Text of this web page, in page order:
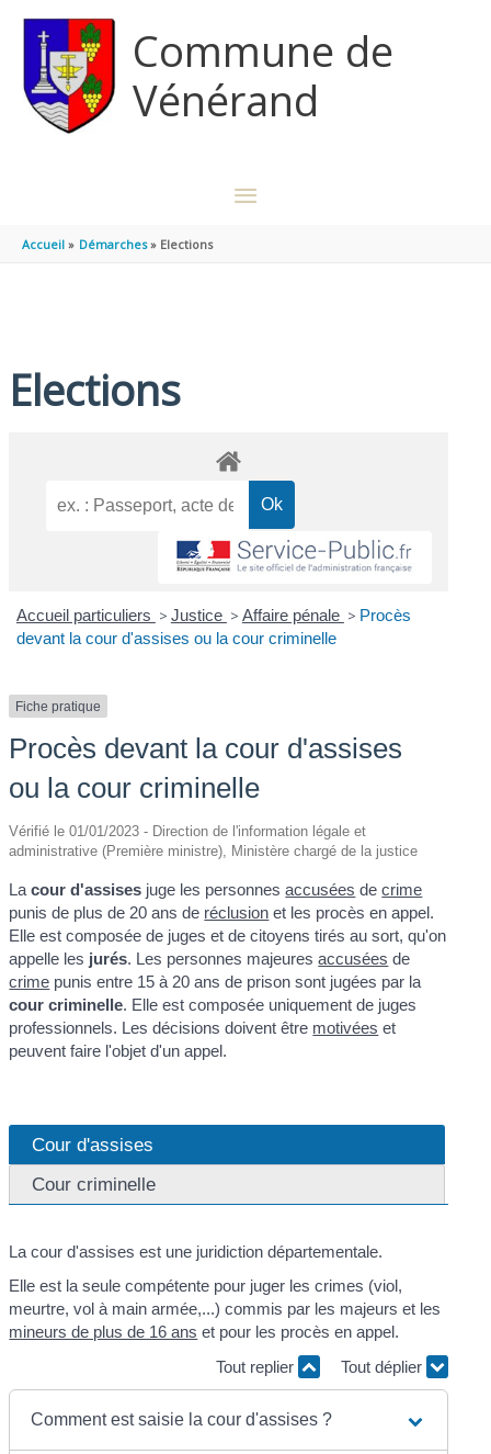
Commune de
Vénérand
MENU
Accueil Démarches Elections
Elections
Accueil particuliers > Justice > Affaire pénale > Procès
devant la cour d'assises ou la cour criminelle
Fiche pratique
Procès devant la cour d'assises
ou la cour criminelle
Vérifié le 01/01/2023 - Direction de l'information légale et
administrative (Première ministre), Ministère chargé de la justice
Lacour d'assises juge les personnesaccusées decrime
punis de plus de 20 ans de réclusion et les procès en appel.
Elle est composée de juges et de citoyens tirés au sort, qu'on
appelle les jurés. Les personnes majeuresaccusées de
crime punis entre 15 à 20 ans de prison sont jugées par la
cour criminelle. Elle est composée uniquement de juges
professionnels. Les décisions doivent être motivées et
peuvent faire l'objet d'un appel.
Cour d'assises
Cour criminelle
La cour d'assises est une juridiction départementale.
Elle est la seule compétente pour juger les crimes (viol,
meurtre, vol à main armée,...) commis par les majeurs et les
mineurs de plus de 16 ans et pour les procès en appel.
Tout replier
Tout déplier
Comment est saisie la cour d'assises ?